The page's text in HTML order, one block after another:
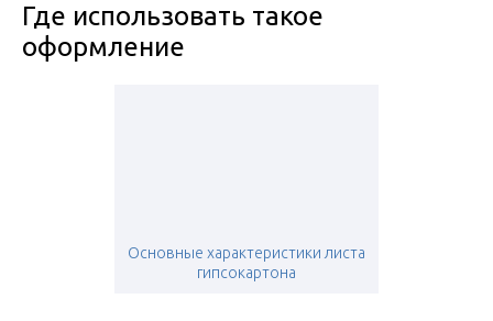
Где использовать такое
оформление
Основные характеристики листа
гипсокартона